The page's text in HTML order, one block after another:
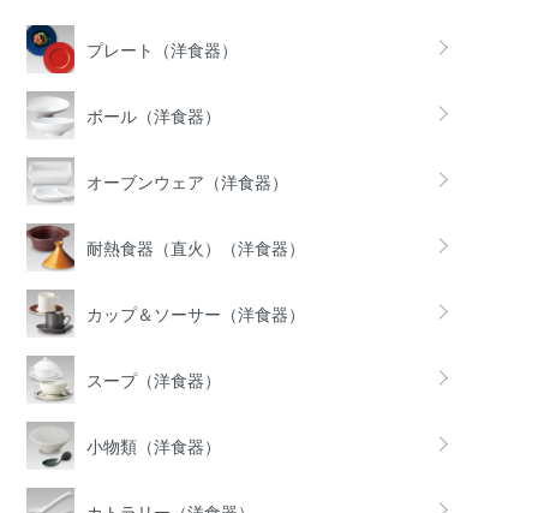
グループ一覧プレート（洋食器）
ボール（洋食器）
オーブンウェア（洋食器）
耐熱食器（直火）（洋食器）
カップ＆ソーサー（洋食器）
スープ（洋食器）
小物類（洋食器）